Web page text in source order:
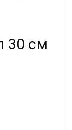
30 см